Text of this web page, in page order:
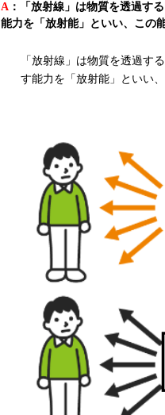
A ：「放射線」は物質を透過す
能力を「放射能」といい、この
「放射線」は物質を透過す
す能力を「放射能」といい